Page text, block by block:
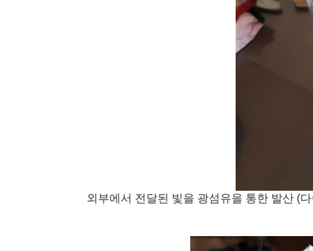
외부에서 전달된 빛을 광섬유을 통한 발산 (